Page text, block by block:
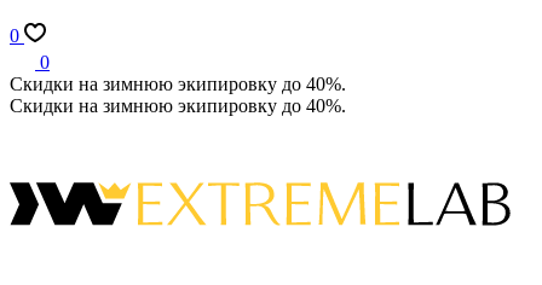
0
0
Скидки на зимнюю экипировку до 40%.
Скидки на зимнюю экипировку до 40%.